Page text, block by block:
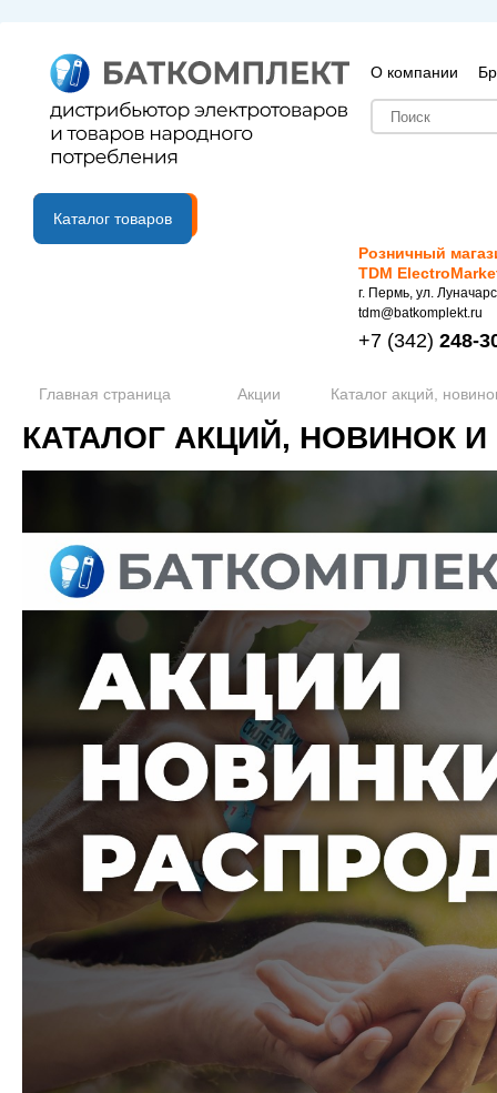
О компании
B2B портал
Каталог товаров
Розничный
TDM
г. Пермь, ул.
tdm@batkomplekt.ru
+7 (342) 248-
Главная страница Акции Каталог акций,
КАТАЛОГ АКЦИЙ, НОВИНОК